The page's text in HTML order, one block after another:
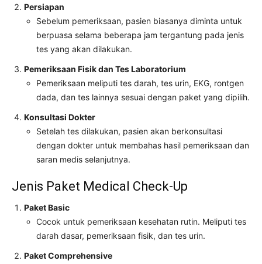
Persiapan
Sebelum pemeriksaan, pasien biasanya diminta untuk
berpuasa selama beberapa jam tergantung pada jenis
tes yang akan dilakukan.
Pemeriksaan Fisik dan Tes Laboratorium
Pemeriksaan meliputi tes darah, tes urin, EKG, rontgen
dada, dan tes lainnya sesuai dengan paket yang dipilih.
Konsultasi Dokter
Setelah tes dilakukan, pasien akan berkonsultasi
dengan dokter untuk membahas hasil pemeriksaan dan
saran medis selanjutnya.
Jenis Paket Medical Check-Up
Paket Basic
Cocok untuk pemeriksaan kesehatan rutin. Meliputi tes
darah dasar, pemeriksaan fisik, dan tes urin.
Paket Comprehensive